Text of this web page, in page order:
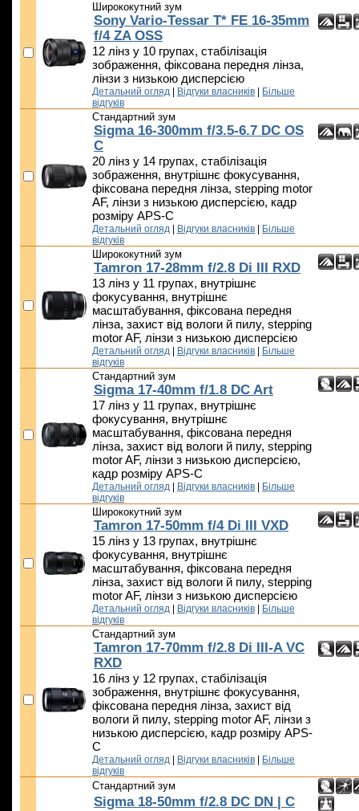
Ширококутний зум
Sony Vario-Tessar T* FE 16-35mm
f/4 ZA OSS
12 лінз у 10 групах, стабілізація
зображення, фіксована передня лінза,
лінзи з низькою дисперсією
Детальний огляд Відгуки власників
Більше
відгуків
Стандартний зум
Sigma 16-300mm f/3.5-6.7 DC OS
C
20 лінз у 14 групах, стабілізація
зображення, внутрішнє фокусування,
фіксована передня лінза, stepping motor
AF, лінзи з низькою дисперсією, кадр
розміру APS-C
Детальний огляд Відгуки власників
Більше
відгуків
Ширококутний зум
Tamron 17-28mm f/2.8 Di III RXD
13 лінз у 11 групах, внутрішнє
фокусування, внутрішнє
масштабування, фіксована передня
лінза, захист від вологи й пилу, stepping
motor AF, лінзи з низькою дисперсією
Детальний огляд Відгуки власників
Більше
відгуків
Стандартний зум
Sigma 17-40mm f/1.8 DC Art
17 лінз у 11 групах, внутрішнє
фокусування, внутрішнє
масштабування, фіксована передня
лінза, захист від вологи й пилу, stepping
motor AF, лінзи з низькою дисперсією,
кадр розміру APS-C
Детальний огляд Відгуки власників
Більше
відгуків
Ширококутний зум
Tamron 17-50mm f/4 Di III VXD
15 лінз у 13 групах, внутрішнє
фокусування, внутрішнє
масштабування, фіксована передня
лінза, захист від вологи й пилу, stepping
motor AF, лінзи з низькою дисперсією
Детальний огляд Відгуки власників
Більше
відгуків
Стандартний зум
Tamron 17-70mm f/2.8 Di III-A VC
RXD
16 лінз у 12 групах, стабілізація
зображення, внутрішнє фокусування,
фіксована передня лінза, захист від
вологи й пилу, stepping motor AF, лінзи з
низькою дисперсією, кадр розміру APS-
C
Детальний огляд Відгуки власників
Більше
відгуків
Стандартний зум
Sigma 18-50mm f/2.8 DC DN | C